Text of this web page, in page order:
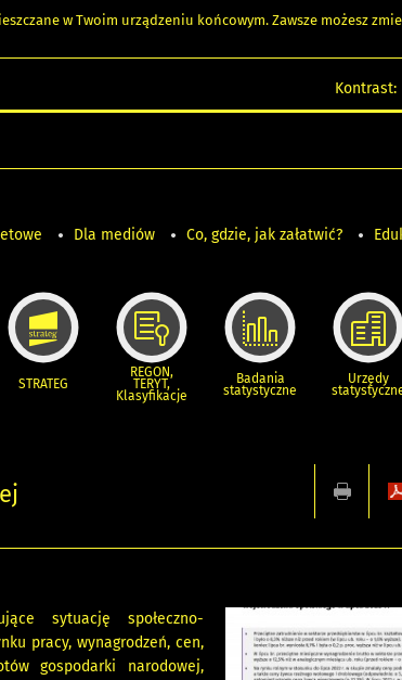
w Twoim urządzeniu końcowym. Zawsze możesz
Kontrast:
Dla mediów Co, gdzie, jak załatwić?
STRATEG
REGON,
TERYT,
Klasyfikacje
Badania
statystyczne
Urzędy
sytuację społeczno-
pracy, wynagrodzeń, cen,
gospodarki narodowej,